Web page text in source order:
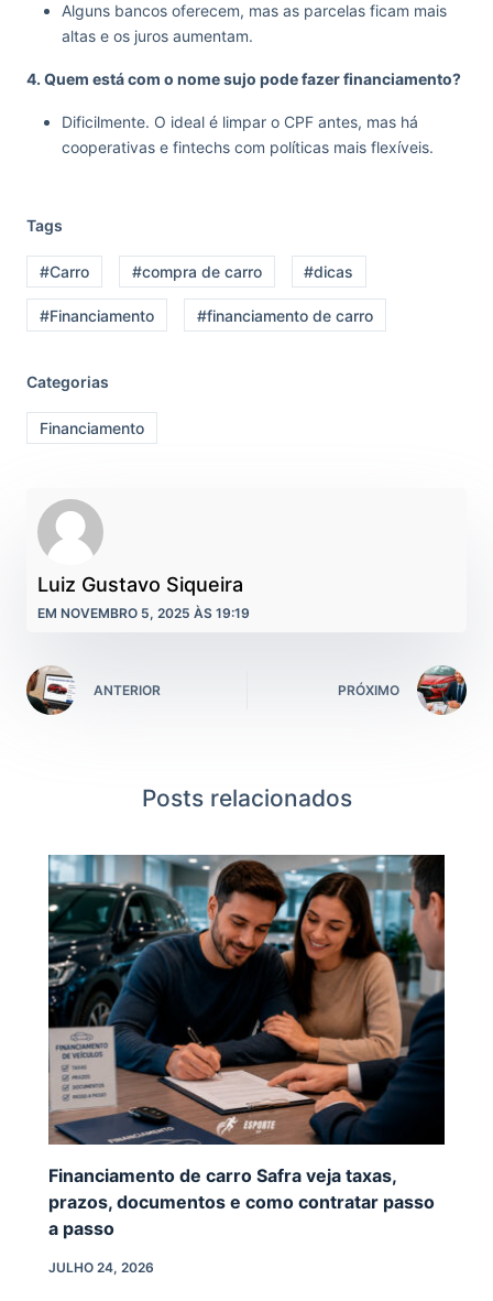
Alguns bancos oferecem, mas as parcelas ficam mais
altas e os juros aumentam.
4. Quem está com o nome sujo pode fazer financiamento?
Dificilmente. O ideal é limpar o CPF antes, mas há
cooperativas e fintechs com políticas mais flexíveis.
Tags
#Carro #compra de carro #dicas
#Financiamento #financiamento de carro
Categorias
Financiamento
Luiz Gustavo Siqueira
EM NOVEMBRO 5, 2025 ÀS 19:19
ANTERIOR PRÓXIMO
Posts relacionados
Financiamento de carro Safra veja taxas,
prazos, documentos e como contratar passo
a passo
JULHO 24, 2026